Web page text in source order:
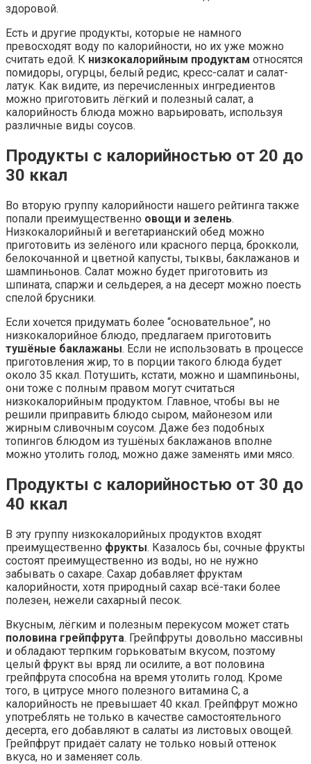
здоровой.
Есть и другие продукты, которые не намного
превосходят воду по калорийности, но их уже можно
считать едой. К низкокалорийным продуктам относятся
помидоры, огурцы, белый редис, кресс-салат и салат-
латук. Как видите, из перечисленных ингредиентов
можно приготовить лёгкий и полезный салат, а
калорийность блюда можно варьировать, используя
различные виды соусов.
Продукты с калорийностью от 20 до
30 ккал
Во вторую группу калорийности нашего рейтинга также
попали преимущественно овощи и зелень.
Низкокалорийный и вегетарианский обед можно
приготовить из зелёного или красного перца, брокколи,
белокочанной и цветной капусты, тыквы, баклажанов и
шампиньонов. Салат можно будет приготовить из
шпината, спаржи и сельдерея, а на десерт можно поесть
спелой брусники.
Если хочется придумать более “основательное”, но
низкокалорийное блюдо, предлагаем приготовить
тушёные баклажаны. Если не использовать в процессе
приготовления жир, то в порции такого блюда будет
около 35 ккал. Потушить, кстати, можно и шампиньоны,
они тоже с полным правом могут считаться
низкокалорийным продуктом. Главное, чтобы вы не
решили приправить блюдо сыром, майонезом или
жирным сливочным соусом. Даже без подобных
топингов блюдом из тушёных баклажанов вполне
можно утолить голод, можно даже заменять ими мясо.
Продукты с калорийностью от 30 до
40 ккал
В эту группу низкокалорийных продуктов входят
преимущественно фрукты. Казалось бы, сочные фрукты
состоят преимущественно из воды, но не нужно
забывать о сахаре. Сахар добавляет фруктам
калорийности, хотя природный сахар всё-таки более
полезен, нежели сахарный песок.
Вкусным, лёгким и полезным перекусом может стать
половина грейпфрута. Грейпфруты довольно массивны
и обладают терпким горьковатым вкусом, поэтому
целый фрукт вы вряд ли осилите, а вот половина
грейпфрута способна на время утолить голод. Кроме
того, в цитрусе много полезного витамина С, а
калорийность не превышает 40 ккал. Грейпфрут можно
употреблять не только в качестве самостоятельного
десерта, его добавляют в салаты из листовых овощей.
Грейпфрут придаёт салату не только новый оттенок
вкуса, но и заменяет соль.